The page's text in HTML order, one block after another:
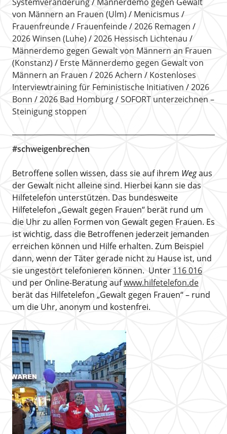
von Männern an Frauen (Ulm)
Menicismus
Frauenfreunde
Frauenfeinde
2026 Remagen
2026 Winsen (Luhe)
2026 Hessisch Lichtenau
Männerdemo gegen Gewalt von Männern an Frauen
(Konstanz)
Erste Männerdemo gegen Gewalt von
Männern an Frauen
2026 Achern
Kostenloses
Interviewtraining für Feministische Initiativen
2026
Bonn
2026 Bad Homburg
SOFORT unterzeichnen –
Steinigung stoppen
#schweigenbrechen
Betroffene sollen wissen, dass sie auf ihrem Wegaus
der Gewalt nicht alleine sind. Hierbei kann sie das
Hilfetelefon unterstützen. Das bundesweite
Hilfetelefon „Gewalt gegen Frauen“ berät rund um
die Uhr zu allen Formen von Gewalt gegen Frauen. Es
ist wichtig, dass die Betroffenen jederzeit jemanden
erreichen können und Hilfe erhalten. Zum Beispiel
dann, wenn der Täter gerade nicht zu Hause ist, und
sie ungestört telefonieren können. Unter 116 016
und per Online-Beratung aufwww.hilfetelefon.de
berät das Hilfetelefon „Gewalt gegen Frauen“ – rund
um die Uhr, anonym und kostenfrei.